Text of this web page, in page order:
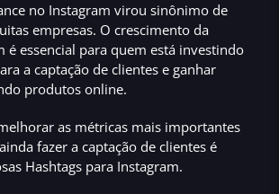
no Instagram virou sinônimo de
empresas. O crescimento da
é essencial para quem está investindo
a captação de clientes e ganhar
produtos online.
as métricas mais importantes
fazer a captação de clientes é
Hashtags para Instagram.